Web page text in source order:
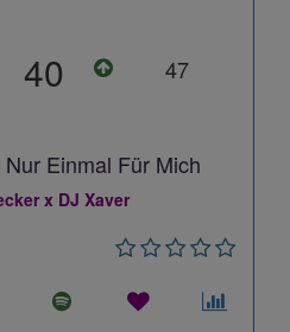
40 47
Einmal Für Mich
x DJ Xaver